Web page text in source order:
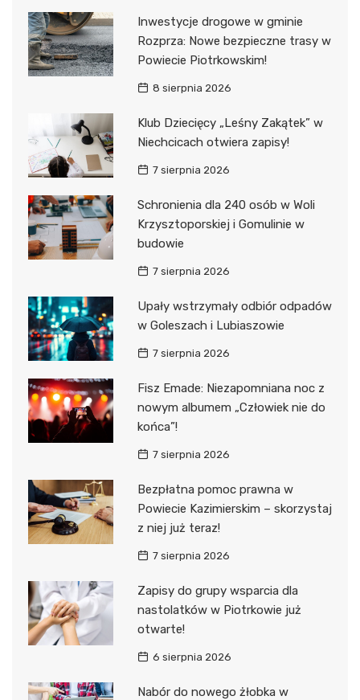
Inwestycje drogowe w gminie
Rozprza: Nowe bezpieczne trasy w
Powiecie Piotrkowskim!
8 sierpnia 2026
Klub Dziecięcy „Leśny Zakątek” w
Niechcicach otwiera zapisy!
7 sierpnia 2026
Schronienia dla 240 osób w Woli
Krzysztoporskiej i Gomulinie w
budowie
7 sierpnia 2026
Upały wstrzymały odbiór odpadów
w Goleszach i Lubiaszowie
7 sierpnia 2026
Fisz Emade: Niezapomniana noc z
nowym albumem „Człowiek nie do
końca”!
7 sierpnia 2026
Bezpłatna pomoc prawna w
Powiecie Kazimierskim – skorzystaj
z niej już teraz!
7 sierpnia 2026
Zapisy do grupy wsparcia dla
nastolatków w Piotrkowie już
otwarte!
6 sierpnia 2026
Nabór do nowego żłobka w